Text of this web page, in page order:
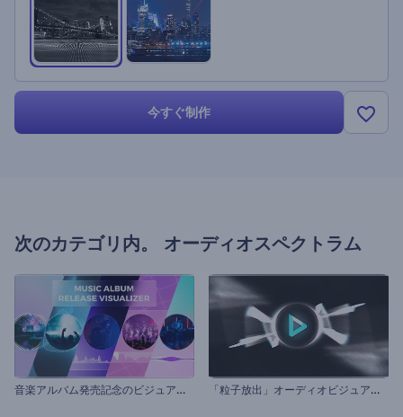
今すぐ制作
次のカテゴリ内。 オーディオスペクトラム
音
楽アルバム発売記念のビジュアライザー 「
粒子放出」オーディオビジュアライザー